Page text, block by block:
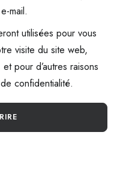
mail.
utilisées pour vous
visite du site web,
pour d’autres raisons
confidentialité.